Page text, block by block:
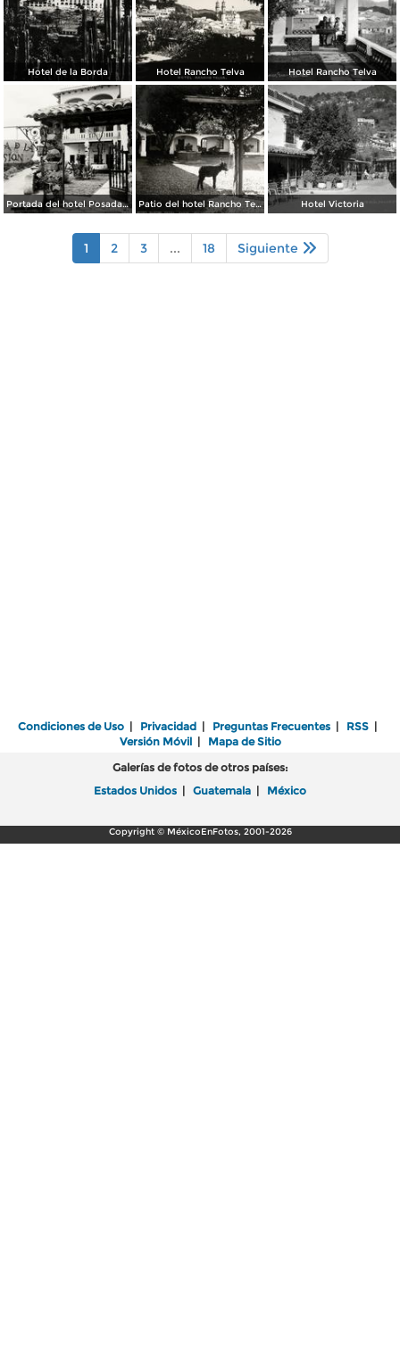
Hotel de la Borda Hotel Rancho Telva Hotel Rancho Telva
Portada del hotel Posada de la Misión Patio del hotel Rancho Telva Hotel Victoria
1 2 3 ... 18 Siguiente
Condiciones de Uso | Privacidad | Preguntas Frecuentes | RSS |
Versión Móvil| Mapa de Sitio
Galerías de fotos de otros países:
Estados Unidos | Guatemala | México
Copyright © MéxicoEnFotos, 2001-2026